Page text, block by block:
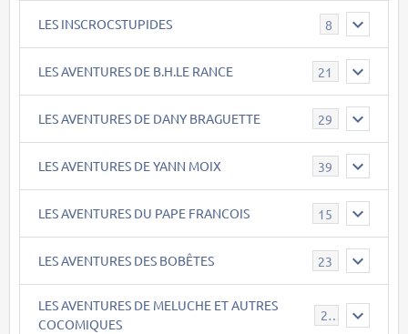
LES INSCROCSTUPIDES 8
LES AVENTURES DE B.H.LE RANCE 21
LES AVENTURES DE DANY BRAGUETTE 29
LES AVENTURES DE YANN MOIX 39
LES AVENTURES DU PAPE FRANCOIS 15
LES AVENTURES DES BOBÊTES 23
LES AVENTURES DE MELUCHE ET AUTRES
COCOMIQUES
22